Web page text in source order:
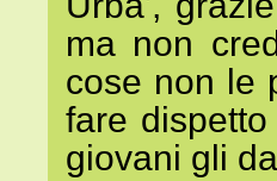
ma non
cose non le
fare
giovani gli